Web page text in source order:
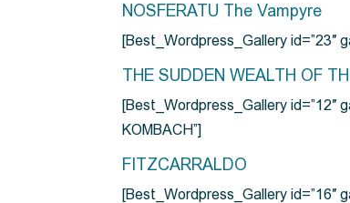
NOSFERATU The Vampyre
[Best_Wordpress_Gallery id=”23″
THE SUDDEN WEALTH OF
[Best_Wordpress_Gallery
KOMBACH”]
FITZCARRALDO
[Best_Wordpress_Gallery id=”16″